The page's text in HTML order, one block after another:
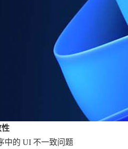
性
中的 UI 不一致问题